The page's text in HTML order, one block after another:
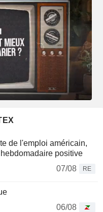
de l'emploi américain,
positive
07/08
RE
06/08